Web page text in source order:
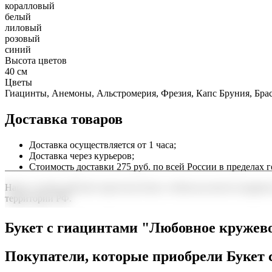
коралловый
белый
лиловый
розовый
синий
Высота цветов
40 см
Цветы
Гиацинты, Анемоны, Альстромерия, Фрезия, Капс Бруния,
Доставка товаров
Доставка осуществляется от 1 часа;
Доставка через курьеров;
Стоимость доставки 275 руб. по всей России в пределах
Наша служба работает круглосуточно, чтобы вы могли
территории РФ.
точность до минуты. Выбирайте, где купить и сколько стоит
Букет с гиацинтами "Любовное
Покупатели, которые приобрели